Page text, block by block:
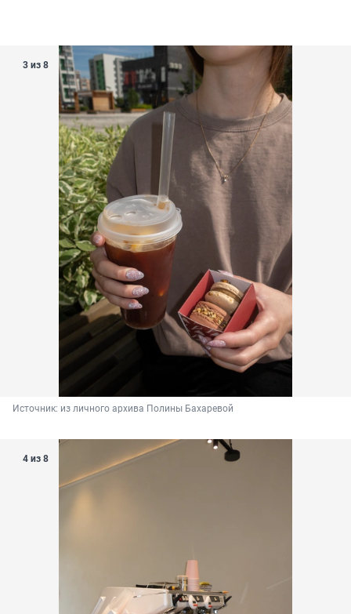
3 из 8
Источник: из личного архива Полины Бахаревой
4 из 8